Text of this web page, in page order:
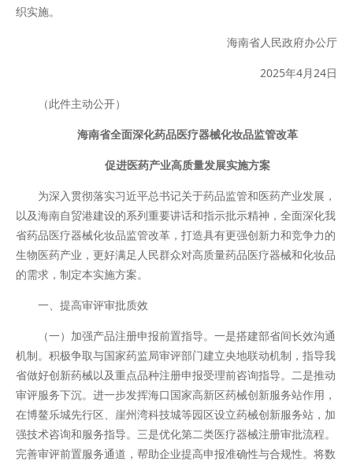
织实施。
海南省人民政府办公厅
2025年4月24日
（此件主动公开）
海南省全面深化药品医疗器械化妆品监管改革
促进医药产业高质量发展实施方案
为深入贯彻落实习近平总书记关于药品监管和医药产业发展，
以及海南自贸港建设的系列重要讲话和指示批示精神，全面深化我
省药品医疗器械化妆品监管改革，打造具有更强创新力和竞争力的
生物医药产业，更好满足人民群众对高质量药品医疗器械和化妆品
的需求，制定本实施方案。
一、提高审评审批质效
（一）加强产品注册申报前置指导。一是搭建部省间长效沟通
机制。积极争取与国家药监局审评部门建立央地联动机制，指导我
省做好创新药械以及重点品种注册申报受理前咨询指导。二是推动
审评服务下沉。进一步发挥海口国家高新区药械创新服务站作用，
在博鳌乐城先行区、崖州湾科技城等园区设立药械创新服务站，加
强技术咨询和服务指导。三是优化第二类医疗器械注册审批流程。
完善审评前置服务通道，帮助企业提高申报准确性与合规性。将数